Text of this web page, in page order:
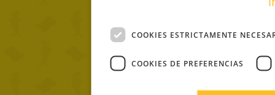
COOKIES ESTRICTAMENTE
COOKIES DE PREFERENCIAS